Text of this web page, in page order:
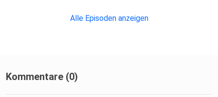
Alle Episoden anzeigen
Kommentare (0)